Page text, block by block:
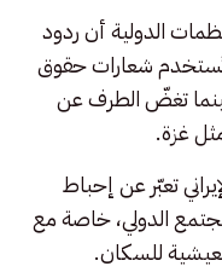
الدولية أن ردود
شعارات حقوق
تغضّ الطرف عن
غزة.
تعبّر عن إحباط
الدولي، خاصة مع
للسكان.